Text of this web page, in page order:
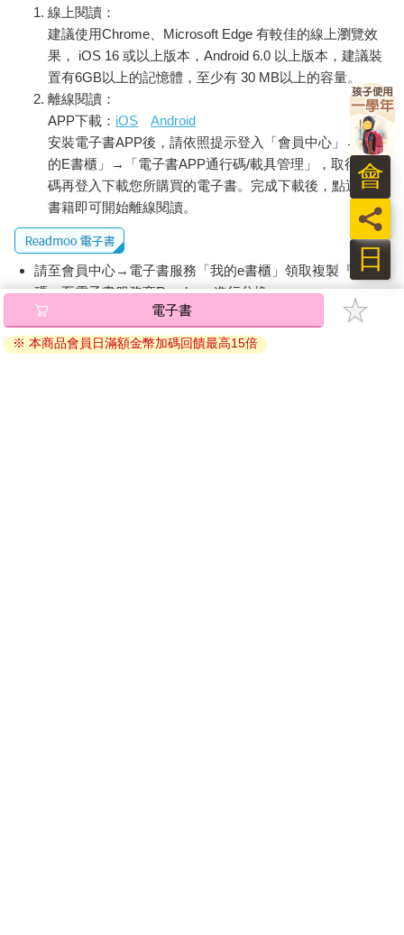
線上閱讀：
建議使用Chrome、Microsoft Edge 有較佳的線上瀏覽效
果， iOS 16 或以上版本，Android 6.0 以上版本，建議裝
置有6GB以上的記憶體，至少有 30 MB以上的容量。
離線閱讀：
APP下載： iOS
Android
安裝電子書APP後，請依照提示登入「會員中心」→「我
的E書櫃」→「電子書APP通行碼/載具管理」，取得通行
碼再登入下載您所購買的電子書。完成下載後，點選任一
書籍即可開始離線閱讀。
請至會員中心→電子書服務「我的e書櫃」領取複製『兌換
碼』至電子書服務商Readmoo進行兌換。
退換貨須知：
因版權保護，您在金石堂所購買的電子書僅能以金石堂專屬
電子書
※ 本商品會員日滿額金幣加碼回饋最高15倍
日
員
會